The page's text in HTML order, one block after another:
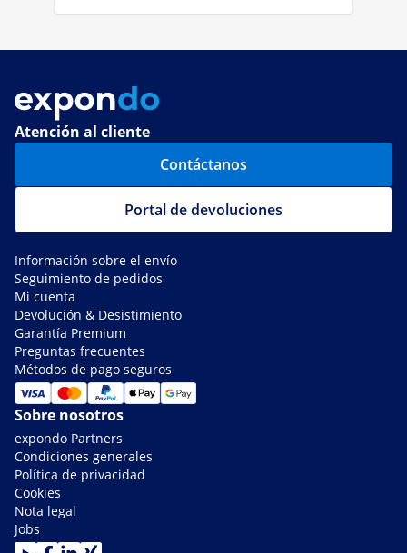
Atención al cliente
Contáctanos
Portal de devoluciones
Información sobre el envío
Seguimiento de pedidos
Mi cuenta
Devolución & Desistimiento
Garantía Premium
Preguntas frecuentes
Métodos de pago seguros
Sobre nosotros
expondo Partners
Condiciones generales
Política de privacidad
Cookies
Nota legal
Jobs